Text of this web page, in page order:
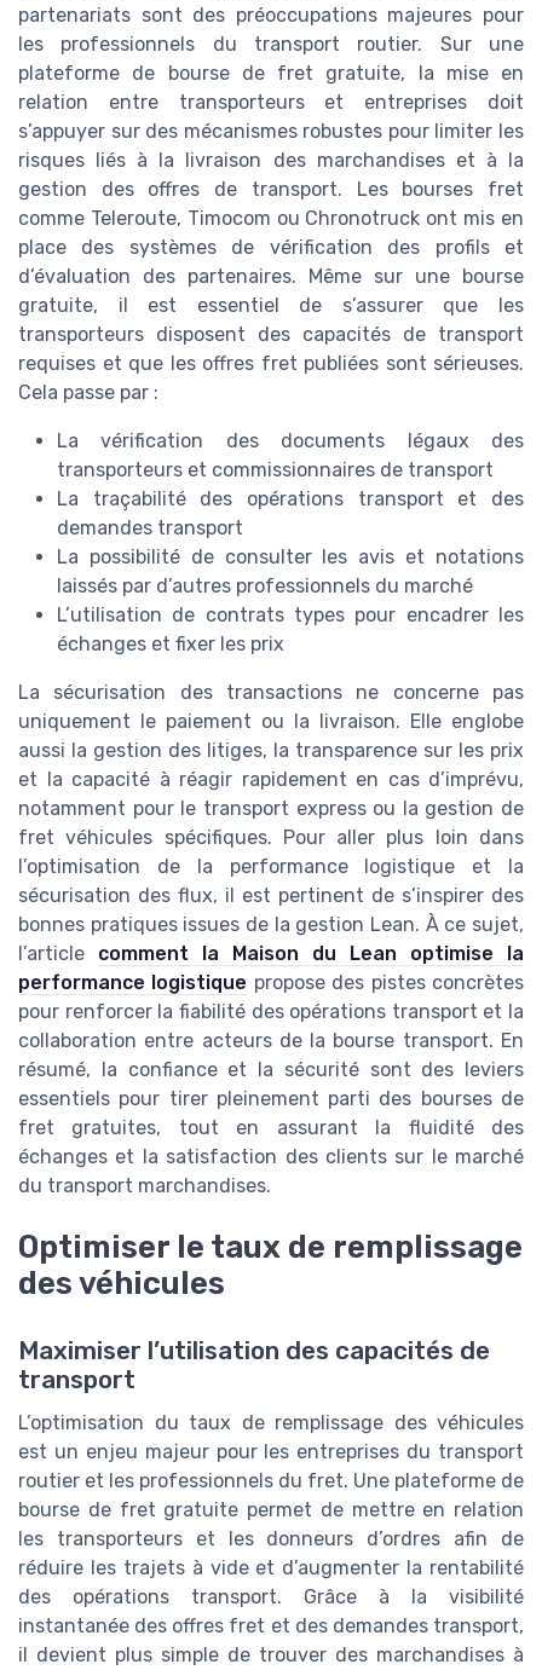
partenariats sont des préoccupations majeures pour
les professionnels du transport routier. Sur une
plateforme de bourse de fret gratuite, la mise en
relation entre transporteurs et entreprises doit
s’appuyer sur des mécanismes robustes pour limiter les
risques liés à la livraison des marchandises et à la
gestion des offres de transport. Les bourses fret
comme Teleroute, Timocom ou Chronotruck ont mis en
place des systèmes de vérification des profils et
d’évaluation des partenaires. Même sur une bourse
gratuite, il est essentiel de s’assurer que les
transporteurs disposent des capacités de transport
requises et que les offres fret publiées sont sérieuses.
Cela passe par :
La vérification des documents légaux des
transporteurs et commissionnaires de transport
La traçabilité des opérations transport et des
demandes transport
La possibilité de consulter les avis et notations
laissés par d’autres professionnels du marché
L’utilisation de contrats types pour encadrer les
échanges et fixer les prix
La sécurisation des transactions ne concerne pas
uniquement le paiement ou la livraison. Elle englobe
aussi la gestion des litiges, la transparence sur les prix
et la capacité à réagir rapidement en cas d’imprévu,
notamment pour le transport express ou la gestion de
fret véhicules spécifiques. Pour aller plus loin dans
l’optimisation de la performance logistique et la
sécurisation des flux, il est pertinent de s’inspirer des
bonnes pratiques issues de la gestion Lean. À ce sujet,
l’article comment la Maison du Lean optimise la
performance logistique propose des pistes concrètes
pour renforcer la fiabilité des opérations transport et la
collaboration entre acteurs de la bourse transport. En
résumé, la confiance et la sécurité sont des leviers
essentiels pour tirer pleinement parti des bourses de
fret gratuites, tout en assurant la fluidité des
échanges et la satisfaction des clients sur le marché
du transport marchandises.
Optimiser le taux de remplissage
des véhicules
Maximiser l’utilisation des capacités de
transport
L’optimisation du taux de remplissage des véhicules
est un enjeu majeur pour les entreprises du transport
routier et les professionnels du fret. Une plateforme de
bourse de fret gratuite permet de mettre en relation
les transporteurs et les donneurs d’ordres afin de
réduire les trajets à vide et d’augmenter la rentabilité
des opérations transport. Grâce à la visibilité
instantanée des offres fret et des demandes transport,
il devient plus simple de trouver des marchandises à